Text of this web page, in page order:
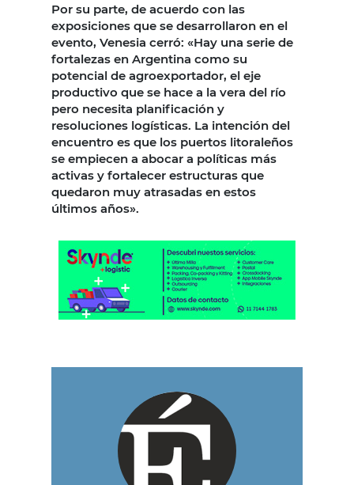
Por su parte, de acuerdo con las
exposiciones que se desarrollaron en el
evento, Venesia cerró: «Hay una serie de
fortalezas en Argentina como su
potencial de agroexportador, el eje
productivo que se hace a la vera del río
pero necesita planificación y
resoluciones logísticas. La intención del
encuentro es que los puertos litoraleños
se empiecen a abocar a políticas más
activas y fortalecer estructuras que
quedaron muy atrasadas en estos
últimos años».